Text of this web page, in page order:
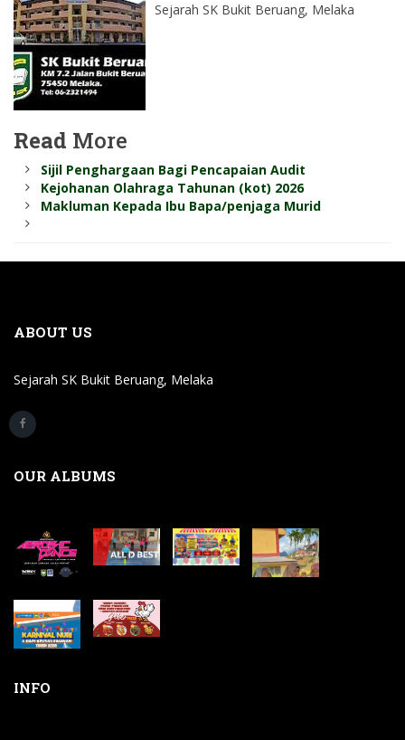
Sejarah SK Bukit Beruang, Melaka
Read More
Sijil Penghargaan Bagi Pencapaian Audit
Kejohanan Olahraga Tahunan (kot) 2026
Makluman Kepada Ibu Bapa/penjaga Murid
ABOUT US
Sejarah SK Bukit Beruang, Melaka
OUR ALBUMS
INFO